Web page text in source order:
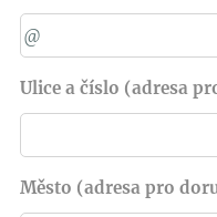
Ulice a číslo (adresa
Město (adresa pro